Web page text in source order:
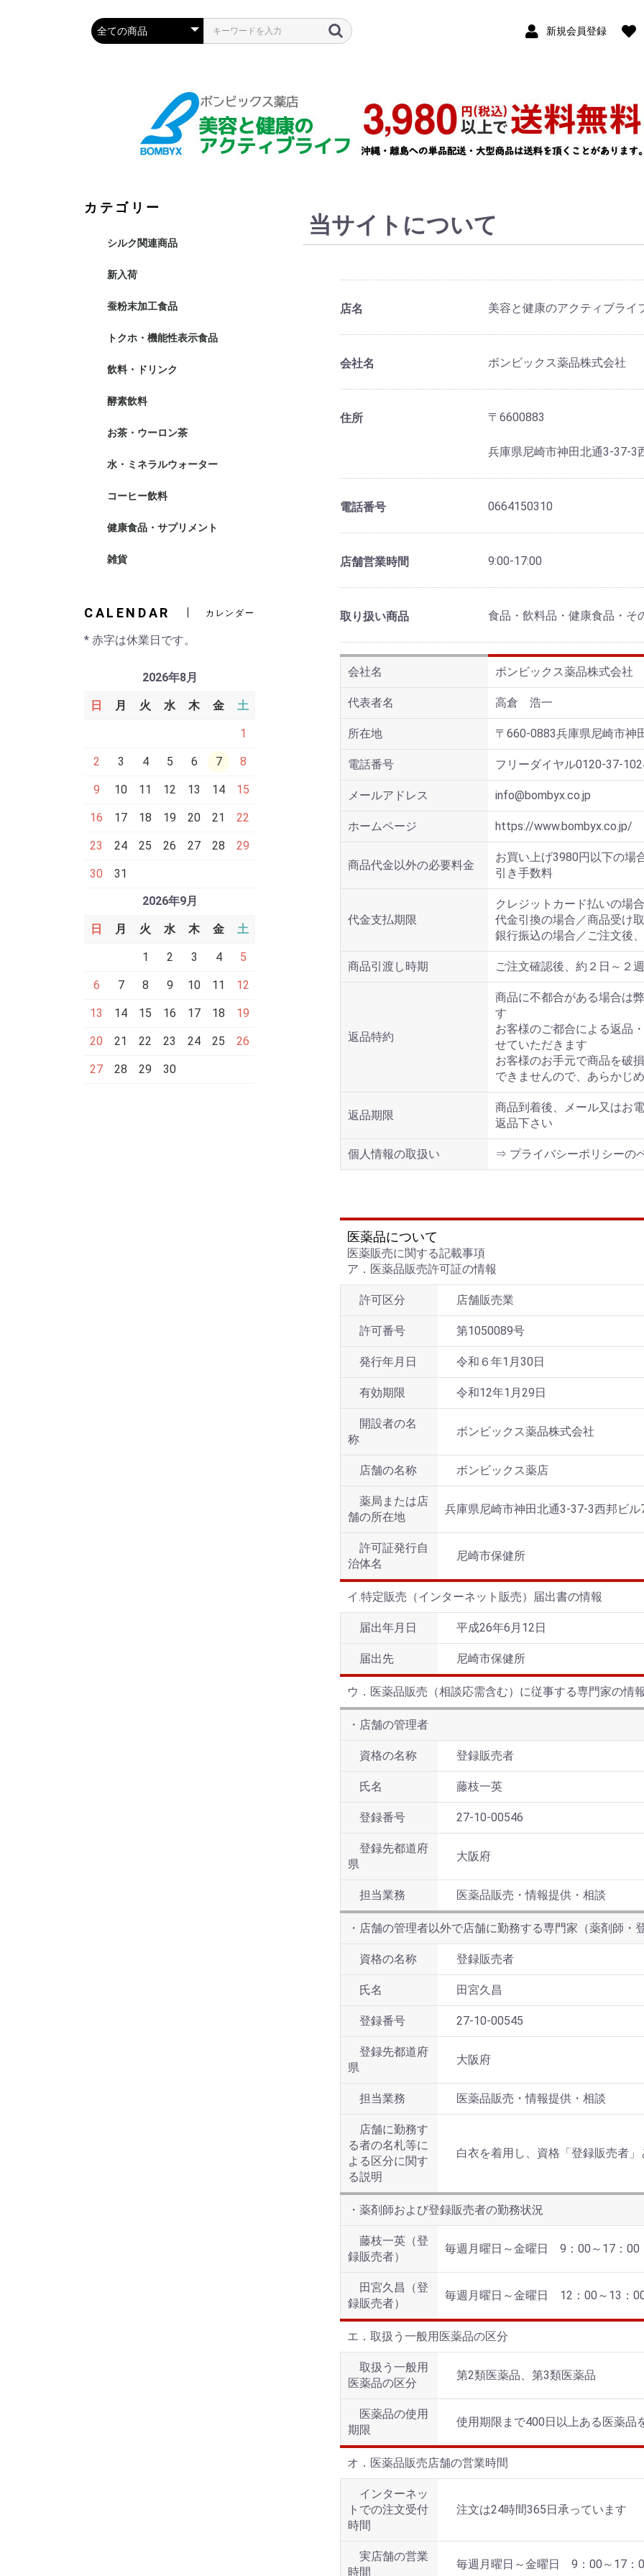
新規会員登録
カテゴリー
シルク関連商品
新入荷
蚕粉末加工食品
トクホ・機能性表示食品
飲料・ドリンク
酵素飲料
お茶・ウーロン茶
水・ミネラルウォーター
コーヒー飲料
健康食品・サプリメント
雑貨
CALENDAR カレンダー
* 赤字は休業日です。
2026年8月
日 月 火 水 木 金 土
1
2 3 4 5 6 7 8
9 10 11 12 13 14 15
16 17 18 19 20 21 22
23 24 25 26 27 28 29
30
31
2026年9月
日 月 火 水 木 金 土
1 2 3 4 5
6 7 8 9 10 11 12
13 14 15 16 17 18 19
20 21 22 23 24 25 26
27 28 29 30
当サイトについて
店名 美容と健康のアクティブライ
会社名 ボンビックス薬品株式会社
住所 〒6600883
兵庫県尼崎市神田北通3-37-3
電話番号 0664150310
店舗営業時間 9:00-17:00
取り扱い商品 食品・飲料品・健康食品・そ
会社名 ボンビックス薬品株式会社
代表者名 高倉 浩一
所在地 〒660-0883兵庫県尼崎市神
電話番号 フリーダイヤル0120-37-
メールアドレス info@bombyx.co.jp
ホームページ https://www.bombyx.co.jp/
商品代金以外の必要料金
お買い上げ3980円以下の
引き手数料
代金支払期限
クレジットカード払いの場
代金引換の場合／商品受け
銀行振込の場合／ご注文後
商品引渡し時期 ご注文確認後、約２日～２
返品特約
商品に不都合がある場合は
す
お客様のご都合による返品
せていただきます
お客様のお手元で商品を破
できませんので、あらかじ
返品期限
商品到着後、メール又はお
返品下さい
個人情報の取扱い ⇒ プライバシーポリシーの
医薬品について
医薬販売に関する記載事項
ア．医薬品販売許可証の情報
許可区分 店舗販売業
許可番号 第1050089号
発行年月日 令和６年1月30日
有効期限 令和12年1月29日
開設者の名
称
ボンビックス薬品株式会社
店舗の名称 ボンビックス薬店
薬局または店
舗の所在地
兵庫県尼崎市神田北通3-37-3西邦ビル
許可証発行自
治体名
尼崎市保健所
イ.特定販売（インターネット販売）届出書の情報
届出年月日 平成26年6月12日
届出先 尼崎市保健所
ウ．医薬品販売（相談応需含む）に従事する専門家の情
・店舗の管理者
資格の名称 登録販売者
氏名 藤枝一英
登録番号 27‐10‐00546
登録先都道府
県
大阪府
担当業務 医薬品販売・情報提供・相談
・店舗の管理者以外で店舗に勤務する専門家（薬剤師・
資格の名称 登録販売者
氏名 田宮久昌
登録番号 27-10-00545
登録先都道府
県
大阪府
担当業務 医薬品販売・情報提供・相談
店舗に勤務す
る者の名札等に
よる区分に関す
る説明
白衣を着用し、資格「登録販売者
・薬剤師および登録販売者の勤務状況
藤枝一英（登
録販売者）
毎週月曜日～金曜日 9：00～17：
田宮久昌（登
録販売者）
毎週月曜日～金曜日 12：00～13：
エ．取扱う一般用医薬品の区分
取扱う一般用
医薬品の区分
第2類医薬品、第3類医薬品
医薬品の使用
期限
使用期限まで400日以上ある医薬
オ．医薬品販売店舗の営業時間
インターネッ
トでの注文受付
時間
注文は24時間365日承っています
実店舗の営業
時間
毎週月曜日～金曜日 9：00～17